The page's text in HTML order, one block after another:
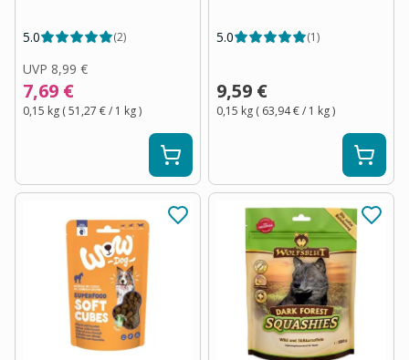
5.0 (2)
UVP 8,99 €
7,69 €
0,15 kg (51,27 €/ 1 kg)
5.0 (1)
9,59 €
0,15 kg ( 63,94 €/ 1 kg)